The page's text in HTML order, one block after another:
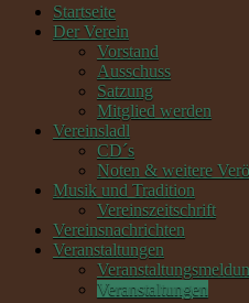
Startseite
Der Verein
Vorstand
Ausschuss
Satzung
Mitglied werden
Vereinsladl
CD´s
Noten & weitere
Musik und Tradition
Vereinszeitschrift
Vereinsnachrichten
Veranstaltungen
Veranstaltungen